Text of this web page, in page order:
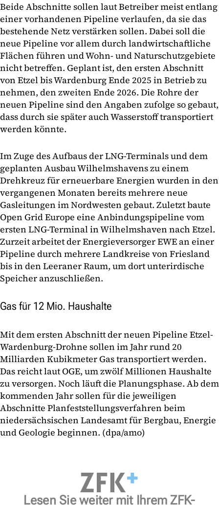
Beide Abschnitte sollen laut Betreiber meist entlang
einer vorhandenen Pipeline verlaufen, da sie das
bestehende Netz verstärken sollen. Dabei soll die
neue Pipeline vor allem durch landwirtschaftliche
Flächen führen und Wohn- und Naturschutzgebiete
nicht betreffen. Geplant ist, den ersten Abschnitt
von Etzel bis Wardenburg Ende 2025 in Betrieb zu
nehmen, den zweiten Ende 2026. Die Rohre der
neuen Pipeline sind den Angaben zufolge so gebaut,
dass durch sie später auch Wasserstoff transportiert
werden könnte.
Im Zuge des Aufbaus der LNG-Terminals und dem
geplanten Ausbau Wilhelmshavens zu einem
Drehkreuz für erneuerbare Energien wurden in den
vergangenen Monaten bereits mehrere neue
Gasleitungen im Nordwesten gebaut. Zuletzt baute
Open Grid Europe eine Anbindungspipeline vom
ersten LNG-Terminal in Wilhelmshaven nach Etzel.
Zurzeit arbeitet der Energieversorger EWE an einer
Pipeline durch mehrere Landkreise von Friesland
bis in den Leeraner Raum, um dort unterirdische
Speicher anzuschließen.
Gas für 12 Mio. Haushalte
Mit dem ersten Abschnitt der neuen Pipeline Etzel-
Wardenburg-Drohne sollen im Jahr rund 20
Milliarden Kubikmeter Gas transportiert werden.
Das reicht laut OGE, um zwölf Millionen Haushalte
zu versorgen. Noch läuft die Planungsphase. Ab dem
kommenden Jahr sollen für die jeweiligen
Abschnitte Planfeststellungsverfahren beim
niedersächsischen Landesamt für Bergbau, Energie
und Geologie beginnen. (dpa/amo)
Lesen Sie weiter mit Ihrem ZFK-